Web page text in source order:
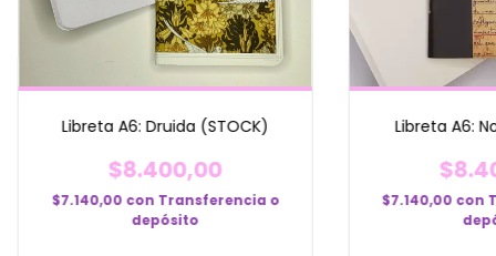
Libreta A6: Druida (STOCK)
$8.400,00
$7.140,00 con Transferencia o
depósito
Libreta A6:
$7.140,00 con